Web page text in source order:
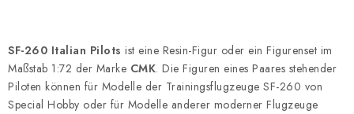
VOUCHERS
VERKAUFTE MARKEN
SF-260 Italian Pilots ist eine Resin-Figur oder ein Figurenset im
Maßstab 1:72 der Marke CMK. Die Figuren eines Paares stehender
Piloten können für Modelle der Trainingsflugzeuge SF-260 von
Special Hobby oder für Modelle anderer moderner Flugzeuge